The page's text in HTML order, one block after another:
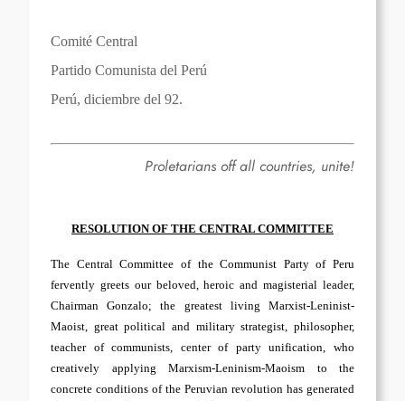
Comité Central
Partido Comunista del Perú
Perú, diciembre del 92.
Proletarians off all countries, unite!
RESOLUTION OF THE CENTRAL COMMITTEE
The Central Committee of the Communist Party of Peru
fervently greets our beloved, heroic and magisterial leader,
Chairman Gonzalo; the greatest living Marxist-Leninist-
Maoist, great political and military strategist, philosopher,
teacher of communists, center of party unification, who
creatively applying Marxism-Leninism-Maoism to the
concrete conditions of the Peruvian revolution has generated